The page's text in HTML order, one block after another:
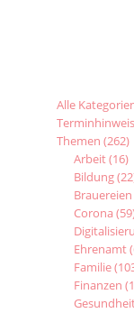
Alle
Themen (262)
Arbeit(16)
Bildung
Brauereien
Corona
Ehrenamt
Familie
Finanzen